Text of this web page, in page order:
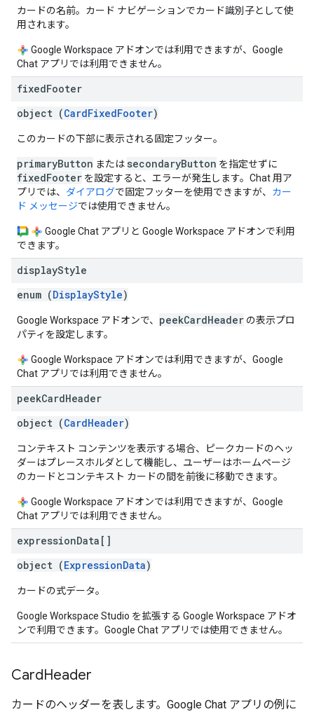
カードの名前。カード ナビゲーションでカード識別子として使
用されます。
Google Workspace アドオンでは利用できますが、Google
Chat アプリでは利用できません。
fixedFooter
object (CardFixedFooter)
このカードの下部に表示される固定フッター。
primaryButton または secondaryButton を指定せずに
fixedFooter を設定すると、エラーが発生します。Chat 用ア
プリでは、 ダイアログで固定フッターを使用できますが、 カー
ド メッセージでは使用できません。
Google Chat アプリと Google Workspace アドオンで利用
できます。
displayStyle
enum (DisplayStyle)
Google Workspace アドオンで、 peekCardHeader の表示プロ
パティを設定します。
Google Workspace アドオンでは利用できますが、Google
Chat アプリでは利用できません。
peekCardHeader
object (CardHeader)
コンテキスト コンテンツを表示する場合、ピークカードのヘッ
ダーはプレースホルダとして機能し、ユーザーはホームページ
のカードとコンテキスト カードの間を前後に移動できます。
Google Workspace アドオンでは利用できますが、Google
Chat アプリでは利用できません。
expressionData[]
object (ExpressionData)
カードの式データ。
Google Workspace Studio を拡張する Google Workspace アドオ
ンで利用できます。Google Chat アプリでは使用できません。
CardHeader
カードのヘッダーを表します。Google Chat アプリの例に